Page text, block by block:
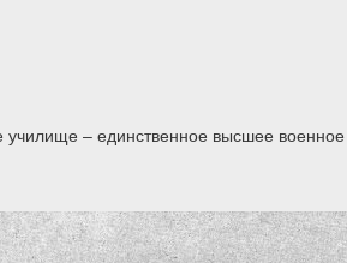
– единственное высшее